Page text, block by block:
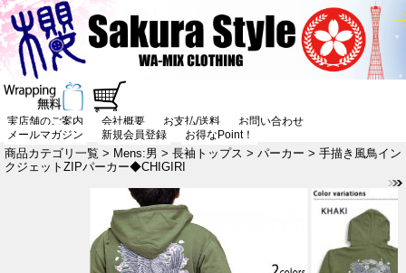
実店舗のご案内 会社概要 お支払/送料
お問い合わせ
メールマガジン
新規会員登録 お得なPoint！
商品カテゴリ一覧 > Mens:男 > 長袖トップス > パーカー > 手描き風鳥イン
クジェットZIPパーカー◆CHIGIRI